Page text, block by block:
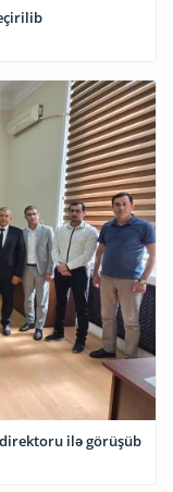
ilə görüşüb